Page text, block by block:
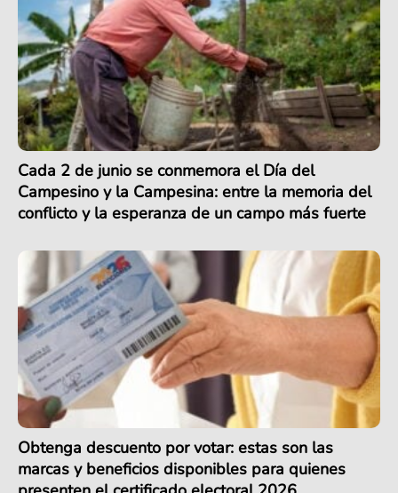
Cada 2 de junio se conmemora el Día del
Campesino y la Campesina: entre la memoria del
conflicto y la esperanza de un campo más fuerte
Obtenga descuento por votar: estas son las
marcas y beneficios disponibles para quienes